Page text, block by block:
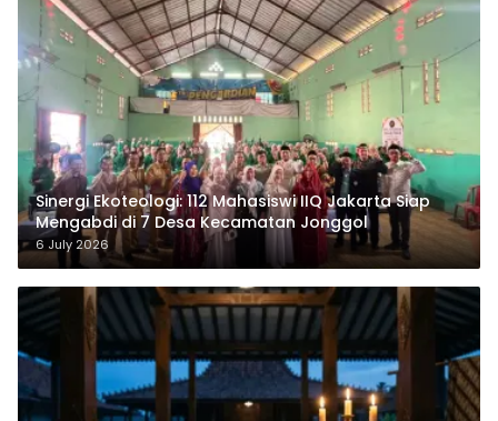
‎Sinergi Ekoteologi: 112 Mahasiswi IIQ Jakarta Siap
Mengabdi di 7 Desa Kecamatan Jonggol
6 July 2026